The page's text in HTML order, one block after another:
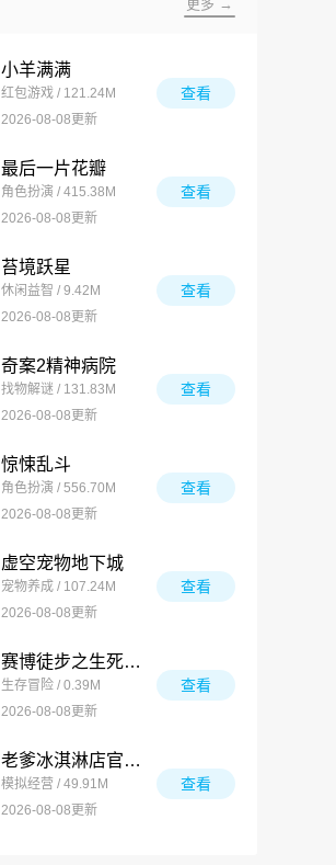
更多 →
小羊满满
红包游戏 / 121.24M
2026-08-08更新
查看
最后一片花瓣
角色扮演 / 415.38M
2026-08-08更新
查看
苔境跃星
休闲益智 / 9.42M
2026-08-08更新
查看
奇案2精神病院
找物解谜 / 131.83M
2026-08-08更新
查看
惊悚乱斗
角色扮演 / 556.70M
2026-08-08更新
查看
虚空宠物地下城
宠物养成 / 107.24M
2026-08-08更新
查看
赛博徒步之生死鳌太线
生存冒险 / 0.39M
2026-08-08更新
查看
老爹冰淇淋店官方版
模拟经营 / 49.91M
2026-08-08更新
查看